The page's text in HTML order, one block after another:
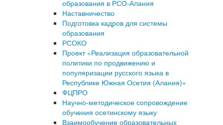
образования в РСО-Алания
Наставничество
Подготовка кадров для системы
образования
РСОКО
Проект «Реализация образовательной
политики по продвижению и
популяризации русского языка в
Республике Южная Осетия (Алания)»
ФЦПРО
Научно-методическое сопровождение
обучения осетинскому языку
Взаимообучение образовательных